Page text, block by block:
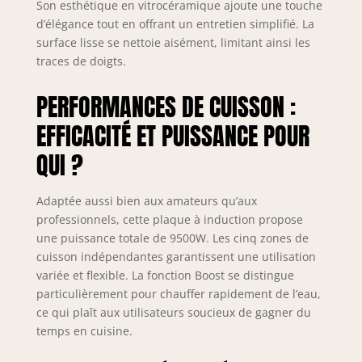
chauffage
uniforme.
【Fonction Boost
permet de porter
l'eau à ébullition
en 1 minute et de
nutriments des
ingrédients
pendant le
processus de
chauffage. Cette
table de cuisson à
induction
encastrable
Son esthétique en vitrocéramique ajoute une touche
d’élégance tout en offrant un entretien simplifié. La
surface lisse se nettoie aisément, limitant ainsi les
traces de doigts.
PERFORMANCES DE CUISSON :
EFFICACITÉ ET PUISSANCE POUR
QUI ?
Adaptée aussi bien aux amateurs qu’aux
professionnels, cette plaque à induction propose
une puissance totale de 9500W. Les cinq zones de
cuisson indépendantes garantissent une utilisation
variée et flexible. La fonction Boost se distingue
particulièrement pour chauffer rapidement de l’eau,
ce qui plaît aux utilisateurs soucieux de gagner du
temps en cuisine.